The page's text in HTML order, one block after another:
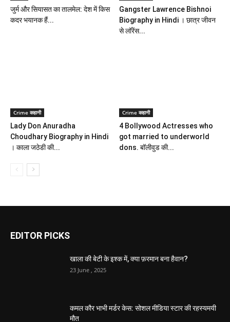
जुर्म और सियासत का तालमेल: देश में किस
कदर भयानक हैं...
Gangster Lawrence Bishnoi
Biography in Hindi । छात्र जीवन
से लॉरेंस...
Crime कहानी
Lady Don Anuradha
Choudhary Biography in Hindi
। काला जठेडी की...
Crime कहानी
4 Bollywood Actresses who
got married to underworld
dons. बॉलीवुड की...
EDITOR PICKS
खाला की बेटी के इश्क में, क्या फ़रमान बना हैवान?
23 June , 2025
कमल कौर भाभी मर्डर केस: सोशल मीडिया स्टार की रहस्यमयी
मौत